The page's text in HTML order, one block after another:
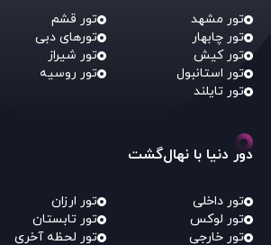
تور مشهد
تور قشم
تور چابهار
تورهای دبی
تور کیش
تور شیراز
تور استانبول
تور روسیه
تور تایلند
دور دنیا با نهال‌گشت
تور داخلی
تور ارزان
تور لوکس
تور تابستان
تور خارجی
تور لحظه آخری